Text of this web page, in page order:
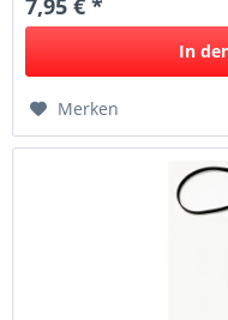
7,95 € *
In
Merken